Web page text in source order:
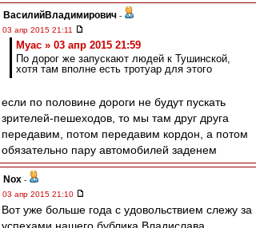
ВасилийВладимирович -
03 апр 2015 21:11
Myac » 03 апр 2015 21:59
По дорог же запускают людей к Тушинской,
хотя там вполне есть тротуар для этого
если по половине дороги не будут пускать
зрителей-пешеходов, то мы там друг друга
передавим, потом передавим кордон, а потом
обязательно пару автомобилей заденем
Nox -
03 апр 2015 21:10
Вот уже больше года с удовольствием слежу за